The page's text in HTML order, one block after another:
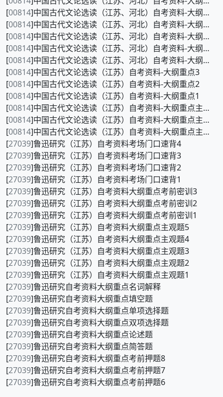
[00814]中国古代文论选读（江苏、河北）自考资料-大纲重点120题5
[00814]中国古代文论选读（江苏、河北）自考资料-大纲重点120题4
[00814]中国古代文论选读（江苏、河北）自考资料-大纲重点120题3
[00814]中国古代文论选读（江苏、河北）自考资料-大纲重点120题2
[00814]中国古代文论选读（江苏、河北）自考资料-大纲重点120题1
[00814]中国古代文论选读（江苏）自考资料-大纲重点3
[00814]中国古代文论选读（江苏）自考资料-大纲重点2
[00814]中国古代文论选读（江苏）自考资料-大纲重点1
[00814]中国古代文论选读（江苏）自考资料-大纲重点主观题3
[00814]中国古代文论选读（江苏）自考资料-大纲重点主观题2
[00814]中国古代文论选读（江苏）自考资料-大纲重点主观题1
[27039]鲁迅研究（江苏）自考资料考场门口速背4
[27039]鲁迅研究（江苏）自考资料考场门口速背3
[27039]鲁迅研究（江苏）自考资料考场门口速背2
[27039]鲁迅研究（江苏）自考资料考场门口速背1
[27039]鲁迅研究（江苏）自考资料大纲重点考前密训3
[27039]鲁迅研究（江苏）自考资料大纲重点考前密训2
[27039]鲁迅研究（江苏）自考资料大纲重点考前密训1
[27039]鲁迅研究（江苏）自考资料大纲重点主观题5
[27039]鲁迅研究（江苏）自考资料大纲重点主观题4
[27039]鲁迅研究（江苏）自考资料大纲重点主观题3
[27039]鲁迅研究（江苏）自考资料大纲重点主观题2
[27039]鲁迅研究（江苏）自考资料大纲重点主观题1
[27039]鲁迅研究自考资料大纲重点名词解释
[27039]鲁迅研究自考资料大纲重点填空题
[27039]鲁迅研究自考资料大纲重点单项选择题
[27039]鲁迅研究自考资料大纲重点双项选择题
[27039]鲁迅研究自考资料大纲重点论述题
[27039]鲁迅研究自考资料大纲重点简答题
[27039]鲁迅研究自考资料大纲重点考前押题8
[27039]鲁迅研究自考资料大纲重点考前押题7
[27039]鲁迅研究自考资料大纲重点考前押题6